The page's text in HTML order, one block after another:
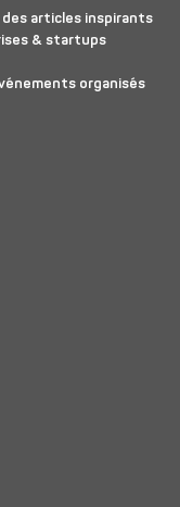
articles inspirants
& startups
organisés